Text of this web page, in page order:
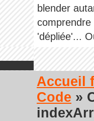
blender
'dépliée'...
Accueil
Code »